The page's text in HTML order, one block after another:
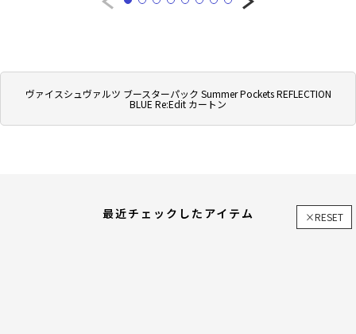
ヴァイスシュヴァルツ ブースターパック Summer Pockets REFLECTION
BLUE Re:Edit カートン
最近チェックしたアイテム ×RESET